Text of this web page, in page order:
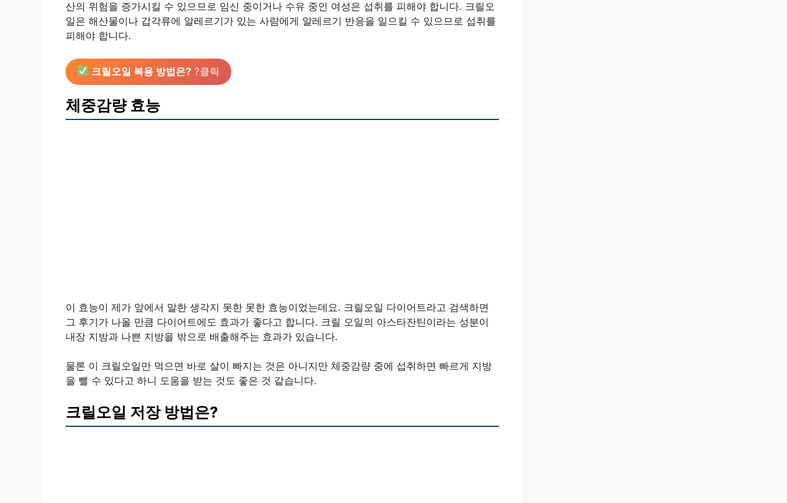
산의 위험을 증가시킬 수 있으므로 임신 중이거나 수유 중인 여성은 섭취를 피해야 합니다. 크릴오
일은 해산물이나 갑각류에 알레르기가 있는 사람에게 알레르기 반응을 일으킬 수 있으므로 섭취를
피해야 합니다.
크릴오일 복용 방법은? ?클릭
체중감량 효능
이 효능이 제가 앞에서 말한 생각지 못한 못한 효능이었는데요. 크릴오일 다이어트라고 검색하면
그 후기가 나올 만큼 다이어트에도 효과가 좋다고 합니다. 크릴 오일의 아스타잔틴이라는 성분이
내장 지방과 나쁜 지방을 밖으로 배출해주는 효과가 있습니다.
물론 이 크릴오일만 먹으면 바로 살이 빠지는 것은 아니지만 체중감량 중에 섭취하면 빠르게 지방
을 뺄 수 있다고 하니 도움을 받는 것도 좋은 것 같습니다.
크릴오일 저장 방법은?